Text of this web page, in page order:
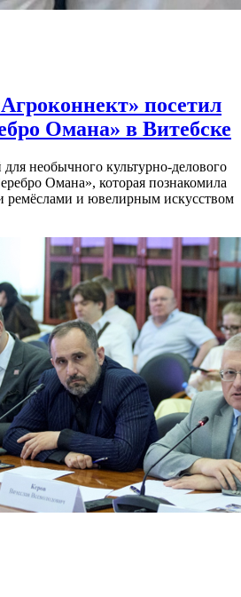
посетил
Омана» в Витебске
необычного культурно-делового
Омана», которая познакомила
ремёслами и ювелирным искусством